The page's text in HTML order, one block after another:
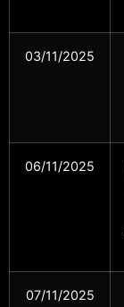
03/11/2025
06/11/2025
07/11/2025